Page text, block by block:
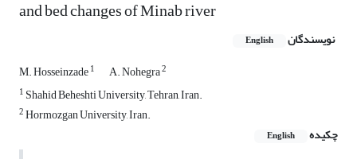
and bed changes of Minab river
نویسندگان English
M. Hosseinzade1 A. Nohegra2
1 Shahid Beheshti University, Tehran, Iran.
2Hormozgan University, Iran.
چکیده
English